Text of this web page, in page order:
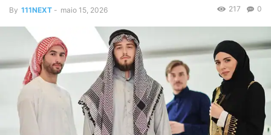
By 111NEXT - maio 15, 2026 0
217